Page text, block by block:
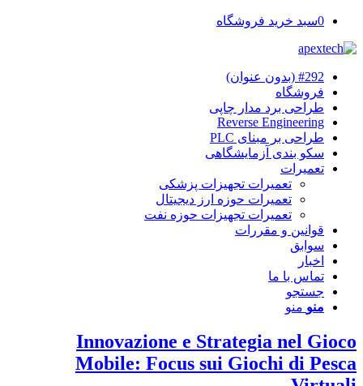
0سبد خرید فروشگاه
#292 (بدون عنوان)
فروشگاه
طراحی برد مدار چاپی
Reverse Engineering
طراحی بر مبنای PLC
سکو بندی آزمایشگاهی
تعمیرات
تعمیرات تجهیزات پزشکی
تعمیرات حوزه ارز دیجیتال
تعمیرات تجهیزات حوزه نفت
قوانین و مقررات
سوابق
اخبار
تماس با ما
جستجو
منو منو
Innovazione e Strategia nel Gioco
Mobile: Focus sui Giochi di Pesca